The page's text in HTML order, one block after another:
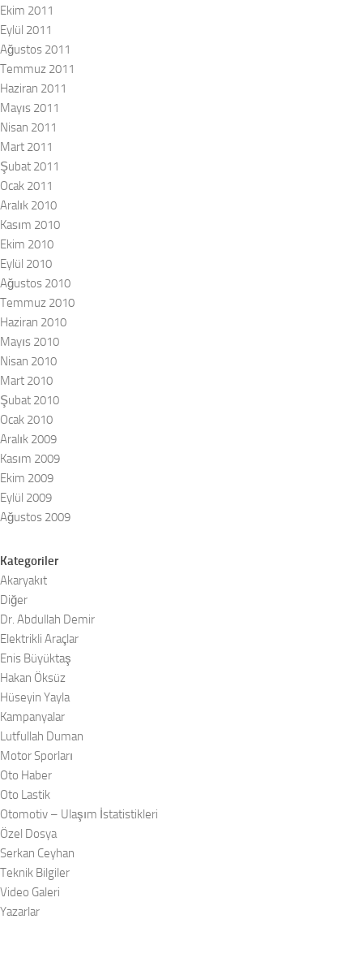
Ekim 2011
Eylül 2011
Ağustos 2011
Temmuz 2011
Haziran 2011
Mayıs 2011
Nisan 2011
Mart 2011
Şubat 2011
Ocak 2011
Aralık 2010
Kasım 2010
Ekim 2010
Eylül 2010
Ağustos 2010
Temmuz 2010
Haziran 2010
Mayıs 2010
Nisan 2010
Mart 2010
Şubat 2010
Ocak 2010
Aralık 2009
Kasım 2009
Ekim 2009
Eylül 2009
Ağustos 2009
Kategoriler
Akaryakıt
Diğer
Dr. Abdullah Demir
Elektrikli Araçlar
Enis Büyüktaş
Hakan Öksüz
Hüseyin Yayla
Kampanyalar
Lutfullah Duman
Motor Sporları
Oto Haber
Oto Lastik
Otomotiv – Ulaşım İstatistikleri
Özel Dosya
Serkan Ceyhan
Teknik Bilgiler
Video Galeri
Yazarlar